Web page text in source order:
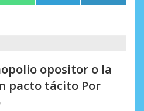
en en en
opositor o la
pacto tácito Por